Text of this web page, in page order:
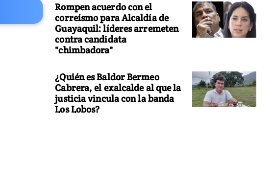
Rompen acuerdo con el
correísmo para Alcaldía de
Guayaquil: líderes arremeten
contra candidata
"chimbadora"
¿Quién es Baldor Bermeo
Cabrera, el exalcalde al que la
justicia vincula con la banda
Los Lobos?